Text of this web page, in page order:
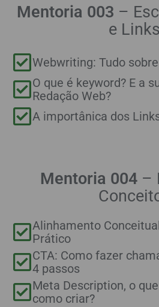
Mentoria 003 –
e Links
Webwriting: Tudo
O que é keyword? E a
Redação Web?
A importânica dos
Mentoria 004 –
C
Alinhamento
Prático
CTA: Como fazer
4 passos
Meta Description, o
como criar?